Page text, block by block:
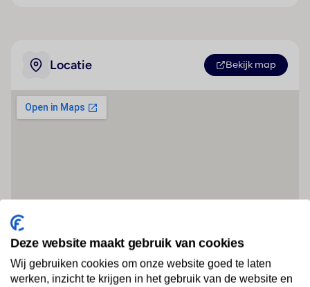
Locatie Bekijk map
Deze website maakt gebruik van cookies
Wij gebruiken cookies om onze website goed te laten
werken, inzicht te krijgen in het gebruik van de website en